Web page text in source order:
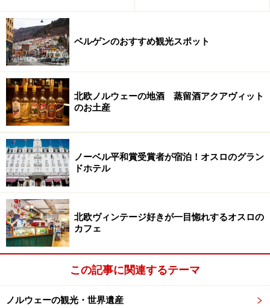
ントなど、旅行者にとって便利な情報が盛りだくさんの
コンテンツとなっています。わかりやすい情報が英語で
まとめられているので、ぜひ利用してみてください。
お得な観光割引券、ベルゲン・カード
あると便利なお得な観光券ベルゲン・カード Photo:Bergen
Reiselivslag - visitBergen.com
ベルゲンの観光スポットをたくさん回る予定のある方に
おすすめなのが、「ベルゲン・カード」（Bergen Card）
と呼ばれるお得な観光カード。市内の交通機関は無料で
利用でき、観光スポット、飲食店、駐車場は無料か割引
で利用できます。数日間で観光スポットを何箇所か訪問
する場合は、この観光カードを購入したほうがお得とな
ベルゲンのおすすめ観光スポット
北欧ノルウェーの地酒 蒸留酒アクアヴィット
のお土産
ノーベル平和賞受賞者が宿泊！オスロのグラン
ドホテル
北欧ヴィンテージ好きが一目惚れするオスロの
カフェ
この記事に関連するテーマ
ノルウェーの観光・世界遺産